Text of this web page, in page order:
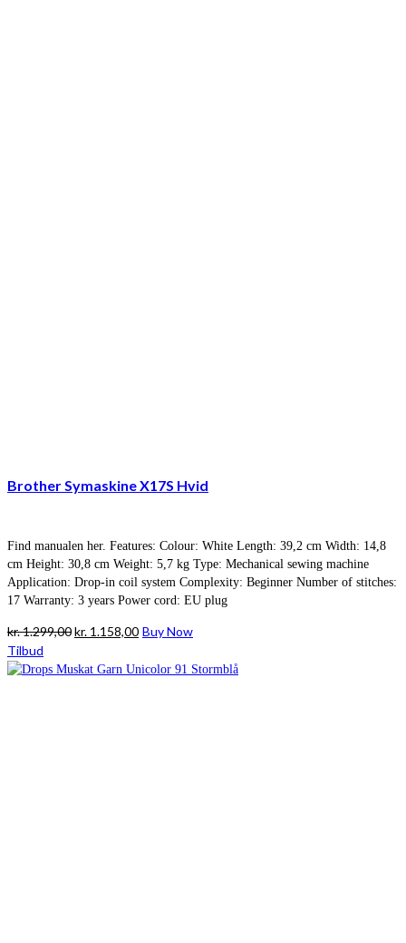
Brother Symaskine X17S Hvid
Find manualen her. Features: Colour: White Length: 39,2 cm Width: 14,8
cm Height: 30,8 cm Weight: 5,7 kg Type: Mechanical sewing machine
Application: Drop-in coil system Complexity: Beginner Number of stitches:
17 Warranty: 3 years Power cord: EU plug
kr.1.299,00Den
pris
kr. 1.158,00Den
pris
Buy Now
Tilbud